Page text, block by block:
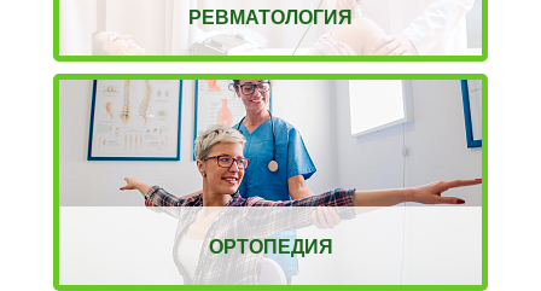
РЕВМАТОЛОГИЯ
ОРТОПЕДИЯ